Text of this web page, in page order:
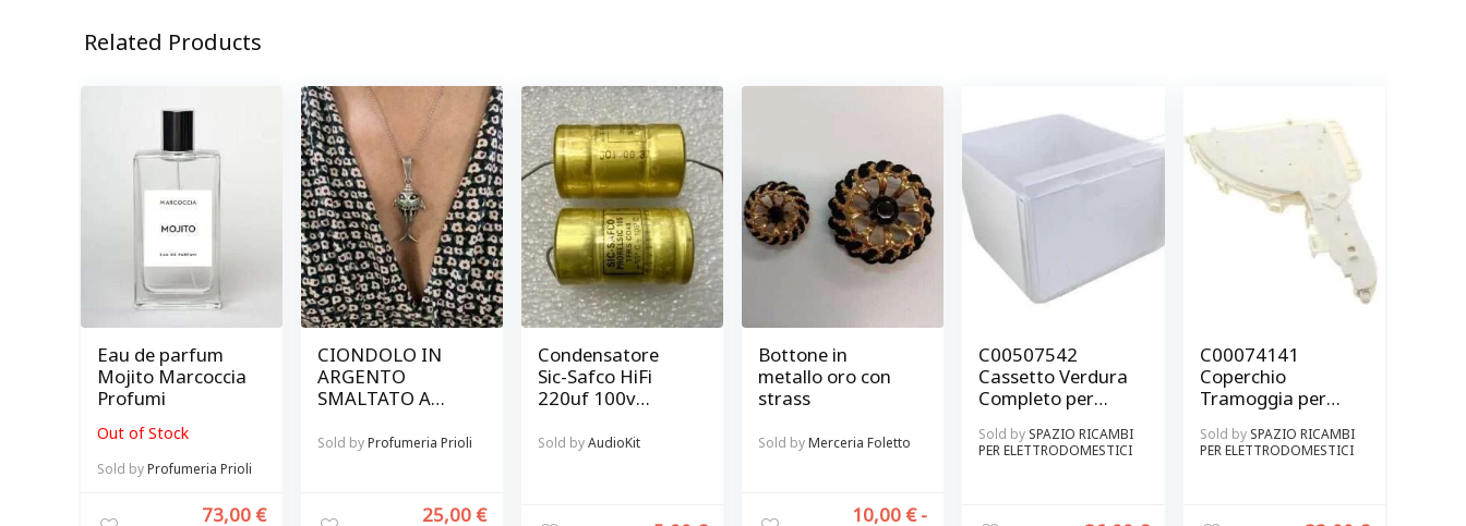
Related Products
Eau de parfum
Mojito Marcoccia
Profumi
Out of Stock
Sold by Profumeria Prioli
73,00 €
CIONDOLO IN
ARGENTO
SMALTATO A
Sold byProfumeria Prioli
25,00 €
Condensatore
Sic-Safco HiFi
220uf 100v
fissaggio assiale
Sold byAudioKit
Bottone in
metallo oro con
strass
Sold byMerceria Foletto
10,00 € -
C00507542
Cassetto Verdura
Completo per
Originale
Sold by SPAZIO RICAMBI
PER ELETTRODOMESTICI
C00074141
Coperchio
Tramoggia per
Originale
Sold by SPAZIO RICAMBI
PER ELETTRODOMESTICI